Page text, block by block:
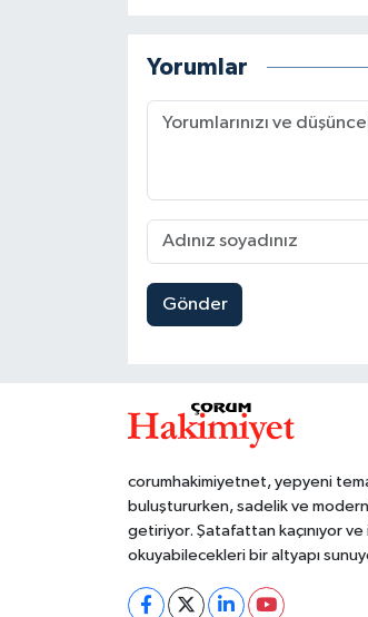
Yorumlar
Gönder
corumhakimiyetnet, yepyeni
buluştururken, sadelik ve
getiriyor. Şatafattan kaçınıyor
okuyabilecekleri bir altyapı